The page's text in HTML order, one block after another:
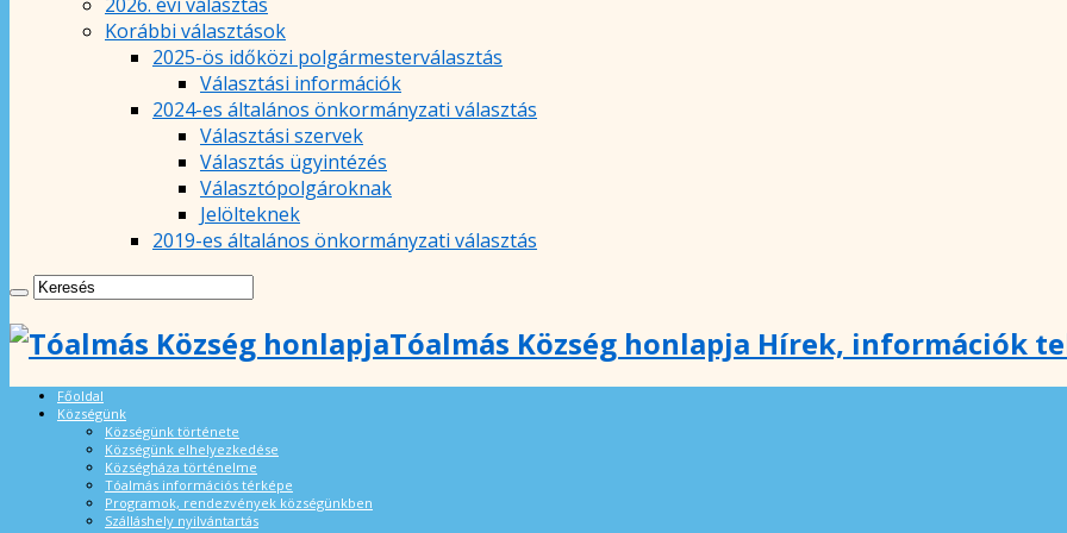
Korábbi választások
2025-ös időközi polgármesterválasztás
Választási információk
2024-es általános önkormányzati választás
Választási szervek
Választás ügyintézés
Választópolgároknak
Jelölteknek
2019-es általános önkormányzati választás
Tóalmás Község honlapja Hírek, információk
Főoldal
Községünk
Községünk története
Községünk elhelyezkedése
Községháza történelme
Tóalmás információs térképe
Programok, rendezvények községünkben
Szálláshely nyilvántartás